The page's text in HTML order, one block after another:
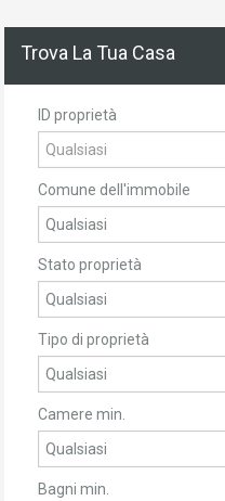
Trova La Tua Casa
ID proprietà
Comune dell'immobile
Stato proprietà
Tipo di proprietà
Camere min.
Bagni min.